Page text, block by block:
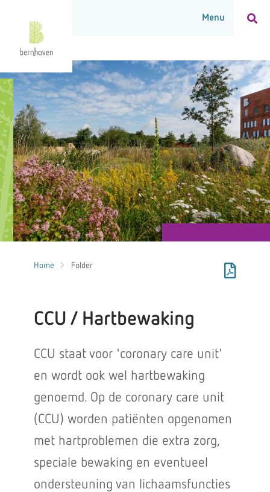
Home Folder
CCU / Hartbewaking
CCU staat voor 'coronary care unit'
en wordt ook wel hartbewaking
genoemd. Op de coronary care unit
(CCU) worden patiënten opgenomen
met hartproblemen die extra zorg,
speciale bewaking en eventueel
ondersteuning van lichaamsfuncties